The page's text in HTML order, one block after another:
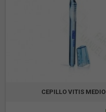
CEPILLO VITIS MEDIO